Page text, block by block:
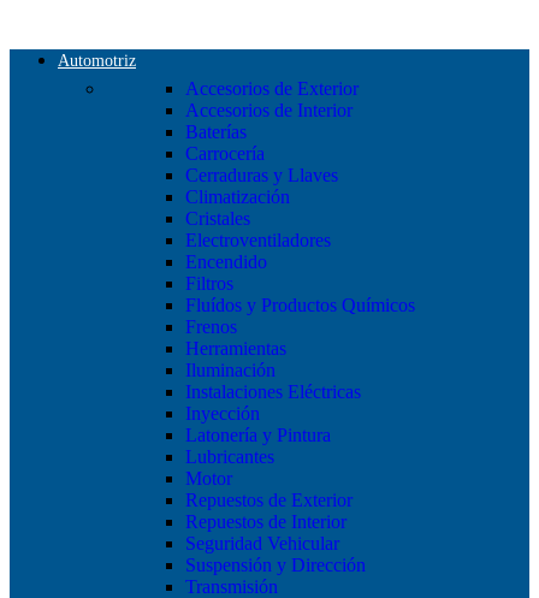
Automotriz
Accesorios de Exterior
Accesorios de Interior
Baterías
Carrocería
Cerraduras y Llaves
Climatización
Cristales
Electroventiladores
Encendido
Filtros
Fluídos y Productos Químicos
Frenos
Herramientas
Iluminación
Instalaciones Eléctricas
Inyección
Latonería y Pintura
Lubricantes
Motor
Repuestos de Exterior
Repuestos de Interior
Seguridad Vehicular
Suspensión y Dirección
Transmisión